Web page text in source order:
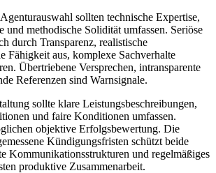
sollten technische Expertise,
und methodische Solidität umfassen. Seriöse
durch Transparenz, realistische
Fähigkeit aus, komplexe Sachverhalte
Übertriebene Versprechen, intransparente
Referenzen sind Warnsignale.
sollte klare Leistungsbeschreibungen,
und faire Konditionen umfassen.
objektive Erfolgsbewertung. Die
Kündigungsfristen schützt beide
Kommunikationsstrukturen und regelmäßiges
produktive Zusammenarbeit.